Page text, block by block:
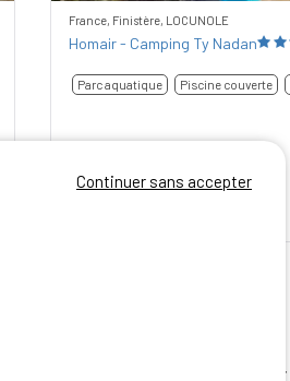
France, Finistère, LOCUNOLE
Homair - Camping Ty Nadan
Parc aquatique Piscine couverte
Continuer sans accepter